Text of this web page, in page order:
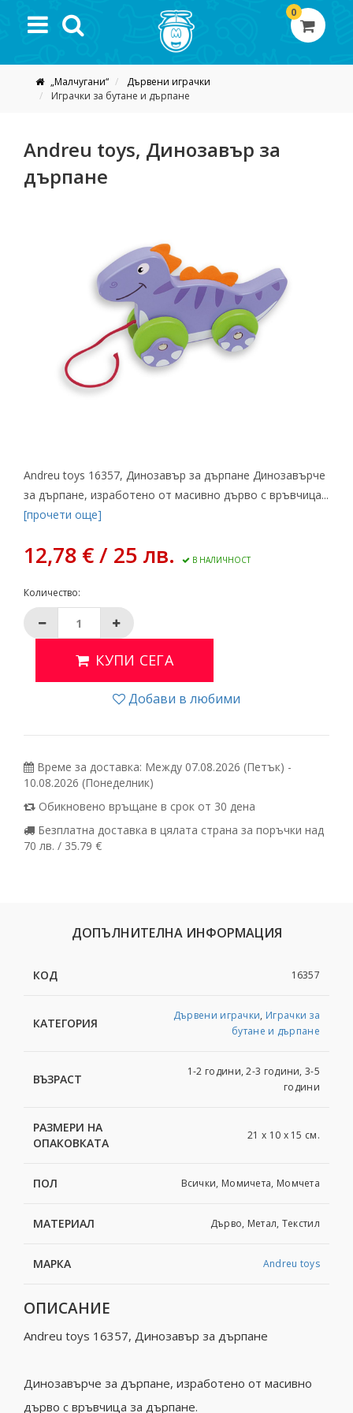
0
„Малчугани“
Дървени играчки
Играчки за бутане и дърпане
Andreu toys, Динозавър за
дърпане
Andreu toys 16357, Динозавър за дърпане Динозавърче
за дърпане, изработено от масивно дърво с връвчица...
[прочети още]
12,78 € / 25 лв. В НАЛИЧНОСТ
Количество:
КУПИ СЕГА
Добави в любими
Време за доставка: Между 07.08.2026 (Петък) -
10.08.2026 (Понеделник)
Обикновено връщане в срок от 30 дена
Безплатна доставка в цялата страна за поръчки над
70 лв. / 35.79 €
ДОПЪЛНИТЕЛНА ИНФОРМАЦИЯ
КОД 16357
КАТЕГОРИЯ
Дървени играчки, Играчки за
бутане и дърпане
ВЪЗРАСТ
1-2 години, 2-3 години, 3-5
години
РАЗМЕРИ НА
ОПАКОВКАТА
21 x 10 x 15 см.
ПОЛ Всички, Момичета, Момчета
МАТЕРИАЛ Дърво, Метал, Текстил
МАРКА Andreu toys
ОПИСАНИЕ
Andreu toys 16357, Динозавър за дърпане
Динозавърче за дърпане, изработено от масивно
дърво с връвчица за дърпане.